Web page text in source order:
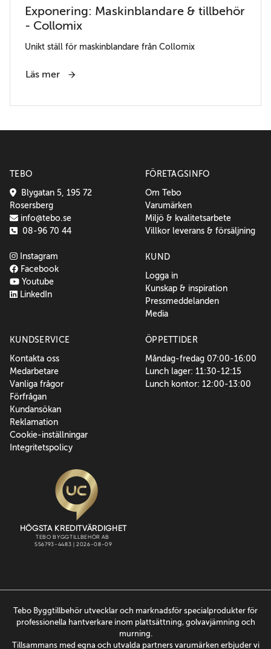
Exponering: Maskinblandare & tillbehör
- Collomix
Unikt ställ för maskinblandare från Collomix
Läs mer
TEBO
Blygatan 5, 195 72
Rosersberg
info@tebo.se
08-96 70 44
Instagram
Facebook
Youtube
LinkedIn
FÖRETAGSINFO
Om Tebo
Varumärken
Miljö & kvalitetsarbete
Villkor leverans & försäljning
KUND
Logga in
Kunskap & inspiration
Pressmeddelanden
Media
KUNDSERVICE
Kontakta oss
Medarbetare
Vanliga frågor
Förfrågan
Kundansökan
Reklamation
Cookie-inställningar
Integritetspolicy
ÖPPETTIDER
Måndag-fredag 07:00-16:00
Lunch lager: 11:30-12:15
Lunch kontor: 12:00-13:00
Tebo Byggtillbehör utvecklar och marknadsför specialprodukter för
professionella hantverkare inom plattsättning, golvavjämning och
murning.
Tillsammans med egna och utvalda partners varumärken erbjuder vi